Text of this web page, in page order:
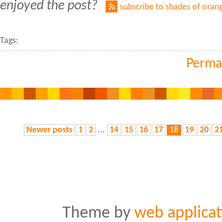
enjoyed the post? subscribe to shades of
Tags:
Newer posts 1 2 ... 14 15 16 17 18 19 20
Theme by web